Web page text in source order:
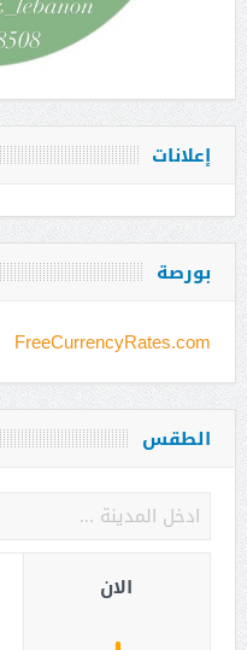
إعلانات
بورصة
FreeCurrencyRates.com
الطقس
الان